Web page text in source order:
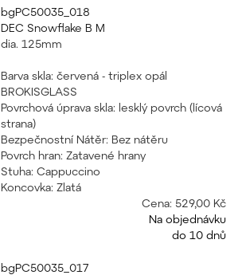
bgPC50035_018
DEC Snowflake B M
dia. 125mm
Barva skla: červená - triplex opál
BROKISGLASS
Povrchová úprava skla: lesklý povrch (lícová
strana)
Bezpečnostní Nátěr: Bez nátěru
Povrch hran: Zatavené hrany
Stuha: Cappuccino
Koncovka: Zlatá
Cena: 529,00 Kč
Na objednávku
do 10 dnů
bgPC50035_017